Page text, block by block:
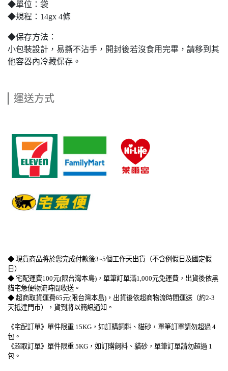
◆單位：袋
◆規程：14gx 4條
◆保存方法：
小包裝設計，易撕不沾手，開封後若沒食用完畢，請移到其
他容器內冷藏保存。
運送方式
◆ 現貨商品將於您完成付款後3~5個工作天出貨（不含例假日及國定假
日）
◆ 宅配運費100元(限台灣本島)，單筆訂單滿1,000元免運費，出貨後依黑
貓宅急便物流時間收送。
◆ 超商取貨運費65元(限台灣本島)，出貨後依超商物流時間運送（約2-3
天抵達門市），貨到將以簡訊通知。
《宅配訂單》單件限重 15KG，如訂購飼料、貓砂，單筆訂單請勿超過 4
包。
《超取訂單》單件限重 5KG，如訂購飼料、貓砂，單筆訂單請勿超過 1
包。